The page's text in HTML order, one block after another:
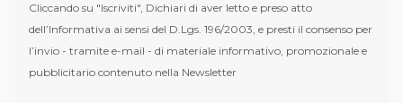
Cliccando su "Iscriviti", Dichiari di aver letto e preso atto
dell’Informativa ai sensi del D.Lgs. 196/2003, e presti il consenso per
l’invio - tramite e-mail - di materiale informativo, promozionale e
pubblicitario contenuto nella Newsletter